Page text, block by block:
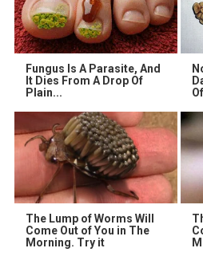
Fungus Is A Parasite, And
It Dies From A Drop Of
Plain...
Of
The Lump of Worms Will
Come Out of You in The
Morning. Try it